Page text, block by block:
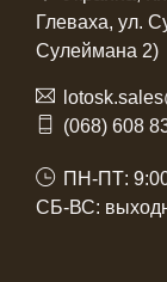
Глеваха, ул.
Сулеймана 2)
(068) 608
ПН-ПТ:
СБ-ВС: